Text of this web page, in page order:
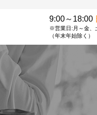
9:00～18:00
※営業日:月～金、
（年末年始除く）